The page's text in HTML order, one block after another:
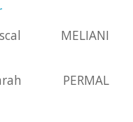
MELIANI
PERMAL